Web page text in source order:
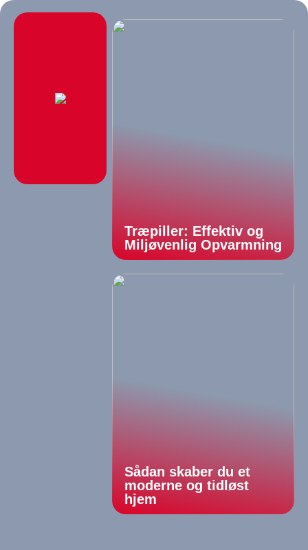
Træpiller: Effektiv og
Miljøvenlig Opvarmning
Sådan skaber du et
moderne og tidløst
hjem